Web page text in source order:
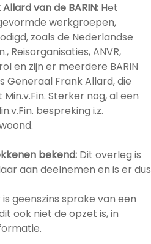
van de BARIN: Het
werkgroepen,
zoals de Nederlandse
Reisorganisaties, ANVR,
en zijn er meerdere BARIN
Generaal Frank Allard, die
Sterker nog, al een
bespreking i.z.
bekend: Dit overleg is
aan deelnemen en is er dus
is geenszins sprake van een
ook niet de opzet is, in